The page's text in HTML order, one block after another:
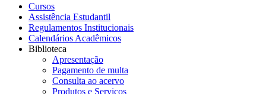
Cursos
Assistência Estudantil
Regulamentos Institucionais
Calendários Acadêmicos
Biblioteca
Apresentação
Pagamento de multa
Consulta ao acervo
Produtos e Serviços